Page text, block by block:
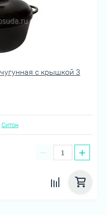
с крышкой 3
Ситон
− +